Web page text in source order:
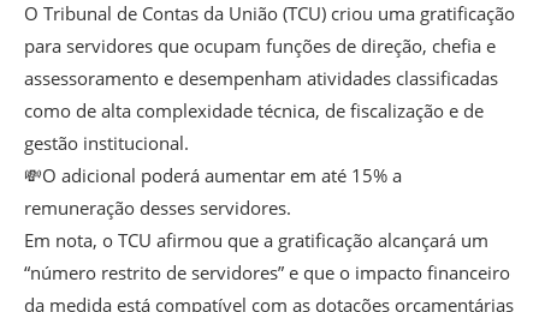
O Tribunal de Contas da União (TCU) criou uma gratificação
para servidores que ocupam funções de direção, chefia e
assessoramento e desempenham atividades classificadas
como de alta complexidade técnica, de fiscalização e de
gestão institucional.
💸O adicional poderá aumentar em até 15% a
remuneração desses servidores.
Em nota, o TCU afirmou que a gratificação alcançará um
“número restrito de servidores” e que o impacto financeiro
da medida está compatível com as dotações orçamentárias